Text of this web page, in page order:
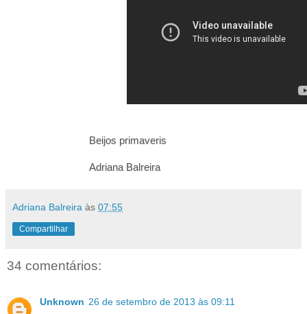
Beijos primaveris
Adriana Balreira
Adriana Balreira às 07:55
Compartilhar
34 comentários:
Unknown 26 de setembro de 2013 às 09:11